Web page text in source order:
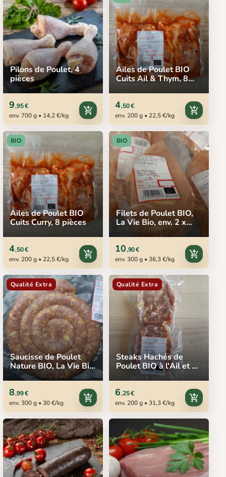
Pilons de Poulet, 4
pièces
9,95 €
env. 700 g • 14,2 €/kg
add_shopping_cart
Ailes de Poulet BIO
Cuits Ail & Thym, 8
4,50 €
env. 200 g • 22,5 €/kg
add_shopping_cart
BIO
Ailes de Poulet BIO
Cuits Curry, 8 pièces
4,50 €
env. 200 g • 22,5 €/kg
add_shopping_cart
BIO
Filets de Poulet BIO,
La Vie Bio, env. 2 x
150 g
10,90 €
env. 300 g • 36,3 €/kg
add_shopping_cart
Qualité Extra
Saucisse de Poulet
Nature BIO, La Vie Bio,
300 g
8,99 €
env. 300 g • 30 €/kg
add_shopping_cart
Qualité Extra
Steaks Hachés de
Poulet BIO à l'Ail et au
Persil, La Vie Bio, 2 x
100 g
6,25 €
env. 200 g • 31,3 €/kg
add_shopping_cart